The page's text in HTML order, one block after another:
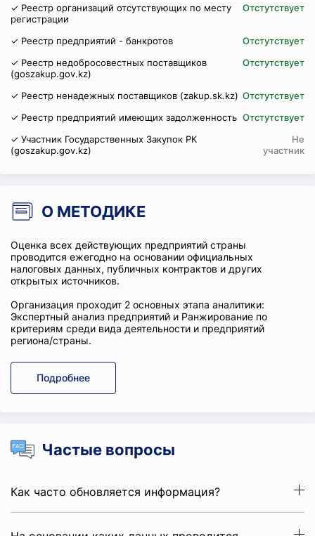
✓ Реестр организаций отсутствующих по месту
регистрации
Отстутствует
✓ Реестр предприятий - банкротов
Отстутствует
✓ Реестр недобросовестных поставщиков
(goszakup.gov.kz)
Отстутствует
✓ Реестр ненадежных поставщиков (zakup.sk.kz) Отстутствует
✓ Реестр предприятий имеющих задолженность Отстутствует
✓ Участник Государственных Закупок РК
(goszakup.gov.kz)
Не
участник
О МЕТОДИКЕ
Оценка всех действующих предприятий страны
проводится ежегодно на основании официальных
налоговых данных, публичных контрактов и других
открытых источников.
Организация проходит 2 основных этапа аналитики:
Экспертный анализ предприятий и Ранжирование по
критериям среди вида деятельности и предприятий
региона/страны.
Подробнее
Частые вопросы
Как часто обновляется информация?